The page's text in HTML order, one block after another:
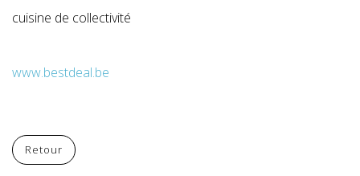
cuisine de collectivité
www.bestdeal.be
Retour